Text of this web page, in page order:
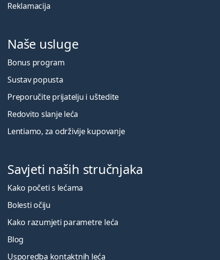
Reklamacija
Naše usluge
Bonus program
Sustav popusta
Preporučite prijatelju i uštedite
Redovito slanje leća
Lentiamo, za održivije kupovanje
Savjeti naših stručnjaka
Kako početi s lećama
Bolesti očiju
Kako razumjeti parametre leća
Blog
Usporedba kontaktnih leća